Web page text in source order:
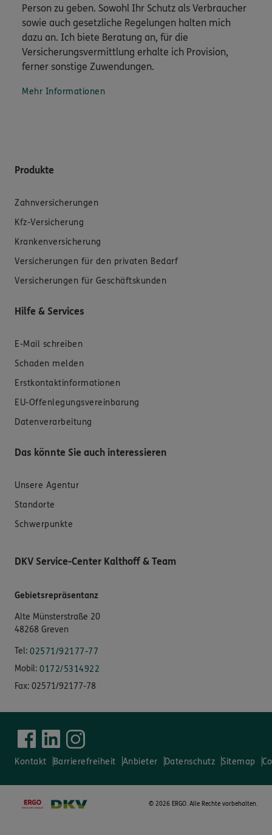
Person zu geben. Sowohl Ihr Schutz als Verbraucher
sowie auch gesetzliche Regelungen halten mich
dazu an. Ich biete Beratung an, für die
Versicherungsvermittlung erhalte ich Provision,
ferner sonstige Zuwendungen.
Mehr Informationen
Produkte
Zahnversicherungen
Kfz-Versicherung
Krankenversicherung
Versicherungen für den privaten Bedarf
Versicherungen für Geschäftskunden
Hilfe & Services
E-Mail schreiben
Schaden melden
Erstkontaktinformationen
EU-Offenlegungsvereinbarung
Datenverarbeitung
Das könnte Sie auch interessieren
Unsere Agentur
Standorte
Schwerpunkte
DKV Service-Center Kalthoff & Team
Gebietsrepräsentanz
Alte Münsterstraße 20
48268 Greven
Tel: 02571/92177-77
Mobil: 0172/5314922
Fax: 02571/92177-78
Kontakt Barrierefreiheit Anbieter Datenschutz Sitemap
© 2026 ERGO. Alle Rechte vorbehalten.